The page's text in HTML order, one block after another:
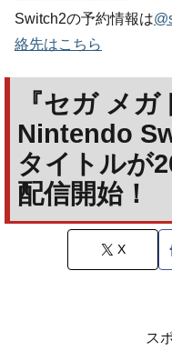
Switch2の予約情報は
絡先はこちら
『セガ メ
Nintendo
タイトルが
配信開始！
X
ス